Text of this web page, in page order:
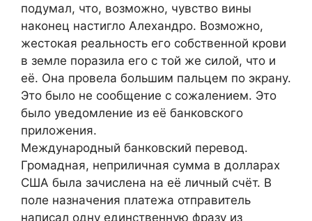
подумал, что, возможно, чувство вины
наконец настигло Алехандро. Возможно,
жестокая реальность его собственной крови
в земле поразила его с той же силой, что и
её. Она провела большим пальцем по экрану.
Это было не сообщение с сожалением. Это
было уведомление из её банковского
приложения.
Международный банковский перевод.
Громадная, неприличная сумма в долларах
США была зачислена на её личный счёт. В
поле назначения платежа отправитель
написал одну единственную фразу из